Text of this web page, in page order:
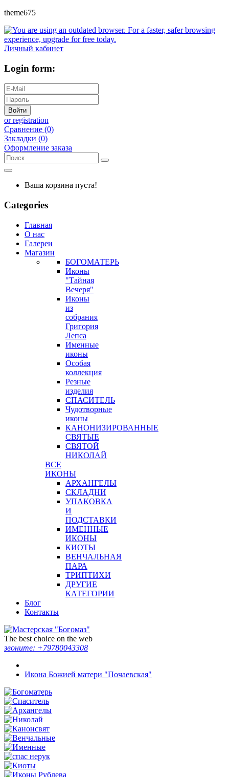
theme675
Личный кабинет
Login form:
Войти
or registration
Сравнение (0)
Закладки (0)
Оформление заказа
Ваша корзина пуста!
Categories
Главная
О нас
Галереи
Магазин
БОГОМАТЕРЬ
Иконы
"Тайная
Вечеря"
Иконы
из
собрания
Григория
Лепса
Именные
иконы
Особая
коллекция
Резные
изделия
СПАСИТЕЛЬ
Чудотворные
иконы
КАНОНИЗИРОВАННЫЕ
СВЯТЫЕ
СВЯТОЙ
НИКОЛАЙ
ВСЕ
ИКОНЫ
АРХАНГЕЛЫ
СКЛАДНИ
УПАКОВКА
И
ПОДСТАВКИ
ИМЕННЫЕ
ИКОНЫ
КИОТЫ
ВЕНЧАЛЬНАЯ
ПАРА
ТРИПТИХИ
ДРУГИЕ
КАТЕГОРИИ
Блог
Контакты
The best choice on the web
звоните: +79780043308
Икона Божией матери "Почаевская"